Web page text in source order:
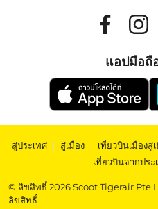
แอปมือถื
สู่ประเทศ | สู่เมือง | เที่ยวบินเมืองสู่
เที่ยวบินจากประ
© ลิขสิทธิ์ 2026 Scoot Tigerair Pte
ลิขสิทธิ์